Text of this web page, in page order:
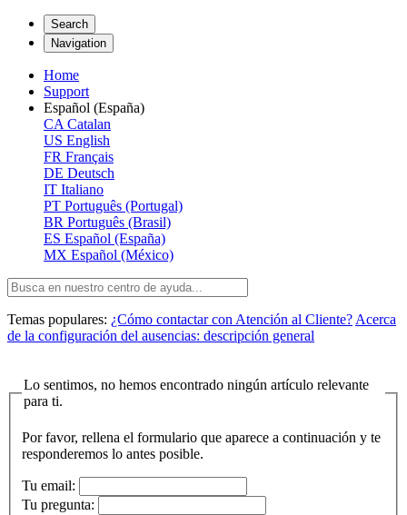
Search
Navigation
Home
Support
Español (España)
CA Catalan
US English
FR Français
DE Deutsch
IT Italiano
PT Português (Portugal)
BR Português (Brasil)
ES Español (España)
MX Español (México)
Temas populares: ¿Cómo contactar con Atención al Cliente? Acerca
de la configuración del ausencias: descripción general
Lo sentimos, no hemos encontrado ningún artículo relevante
para ti.
Por favor, rellena el formulario que aparece a continuación y te
responderemos lo antes posible.
Tu email:
Tu pregunta: